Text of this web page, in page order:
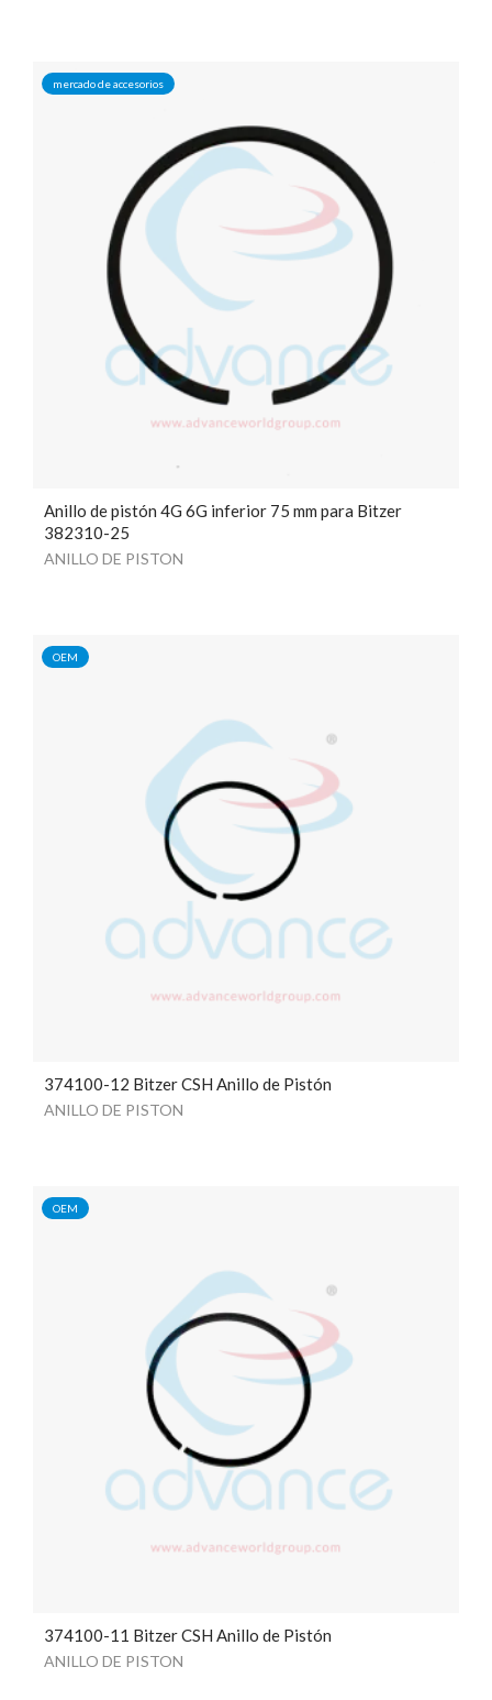
mercado de accesorios
Anillo de pistón 4G 6G inferior 75 mm para Bitzer
382310-25
ANILLO DE PISTON
OEM
374100-12 Bitzer CSH Anillo de Pistón
ANILLO DE PISTON
OEM
374100-11 Bitzer CSH Anillo de Pistón
ANILLO DE PISTON